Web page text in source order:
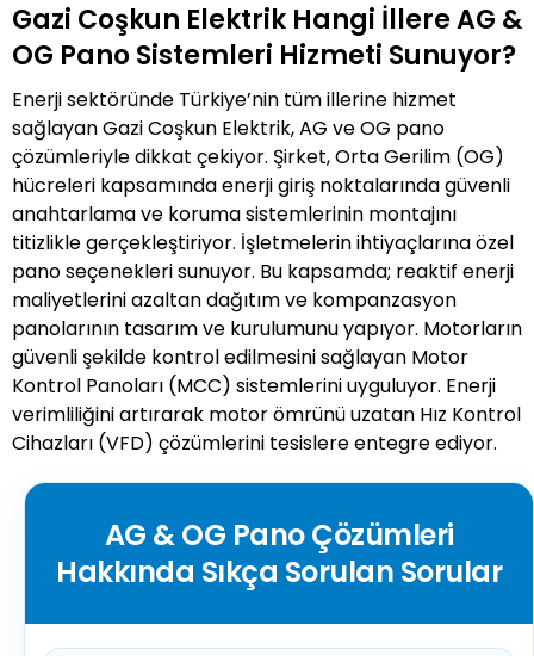
Gazi Coşkun Elektrik Hangi İllere AG &
OG Pano Sistemleri Hizmeti Sunuyor?
Enerji sektöründe Türkiye’nin tüm illerine hizmet
sağlayan Gazi Coşkun Elektrik, AG ve OG pano
çözümleriyle dikkat çekiyor. Şirket, Orta Gerilim (OG)
hücreleri kapsamında enerji giriş noktalarında güvenli
anahtarlama ve koruma sistemlerinin montajını
titizlikle gerçekleştiriyor. İşletmelerin ihtiyaçlarına özel
pano seçenekleri sunuyor. Bu kapsamda; reaktif enerji
maliyetlerini azaltan dağıtım ve kompanzasyon
panolarının tasarım ve kurulumunu yapıyor. Motorların
güvenli şekilde kontrol edilmesini sağlayan Motor
Kontrol Panoları (MCC) sistemlerini uyguluyor. Enerji
verimliliğini artırarak motor ömrünü uzatan Hız Kontrol
Cihazları (VFD) çözümlerini tesislere entegre ediyor.
AG & OG Pano Çözümleri
Hakkında Sıkça Sorulan Sorular